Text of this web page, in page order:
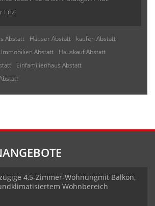
Enz
Abstatt Häuser Abstatt
kaufen Abstatt
Immobilien Abstatt
Hauskauf Abstatt
Einfamilienhaus Abstatt
4,5-Zimmer-Wohnungmit Balkon,
Wohnbereich